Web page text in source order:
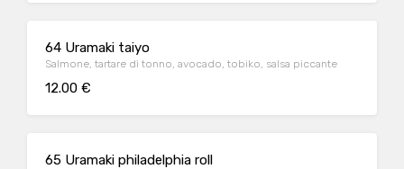
64 Uramaki taiyo
Salmone, tartare di tonno, avocado, tobiko, salsa piccante
12.00 €
65 Uramaki philadelphia roll